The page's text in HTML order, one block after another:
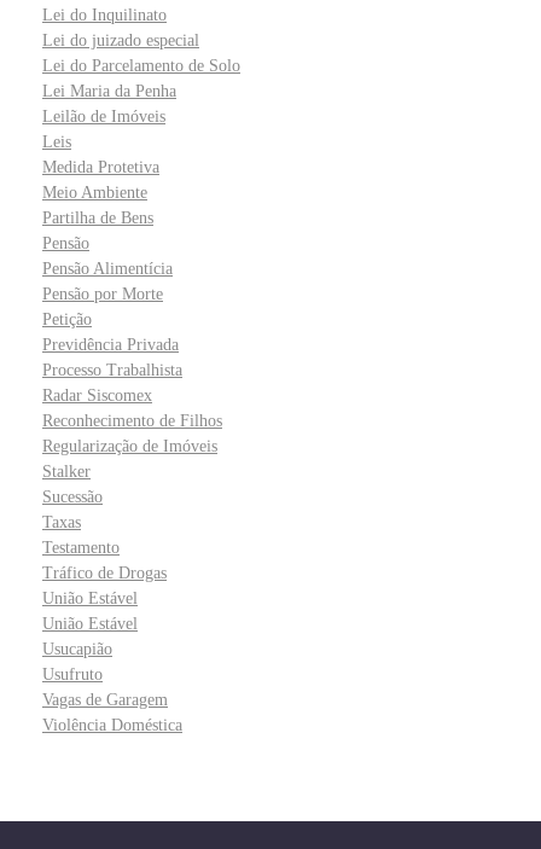
Lei do Inquilinato
Lei do juizado especial
Lei do Parcelamento de Solo
Lei Maria da Penha
Leilão de Imóveis
Leis
Medida Protetiva
Meio Ambiente
Partilha de Bens
Pensão
Pensão Alimentícia
Pensão por Morte
Petição
Previdência Privada
Processo Trabalhista
Radar Siscomex
Reconhecimento de Filhos
Regularização de Imóveis
Stalker
Sucessão
Taxas
Testamento
Tráfico de Drogas
União Estável
União Estável
Usucapião
Usufruto
Vagas de Garagem
Violência Doméstica